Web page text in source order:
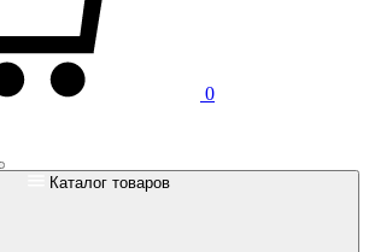
0
Каталог товаров